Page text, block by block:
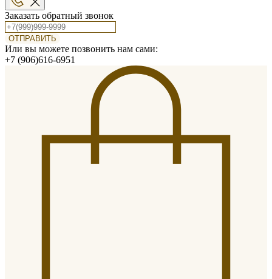
Заказать обратный звонок
ОТПРАВИТЬ
Или вы можете позвонить нам сами:
+7 (906)616-6951